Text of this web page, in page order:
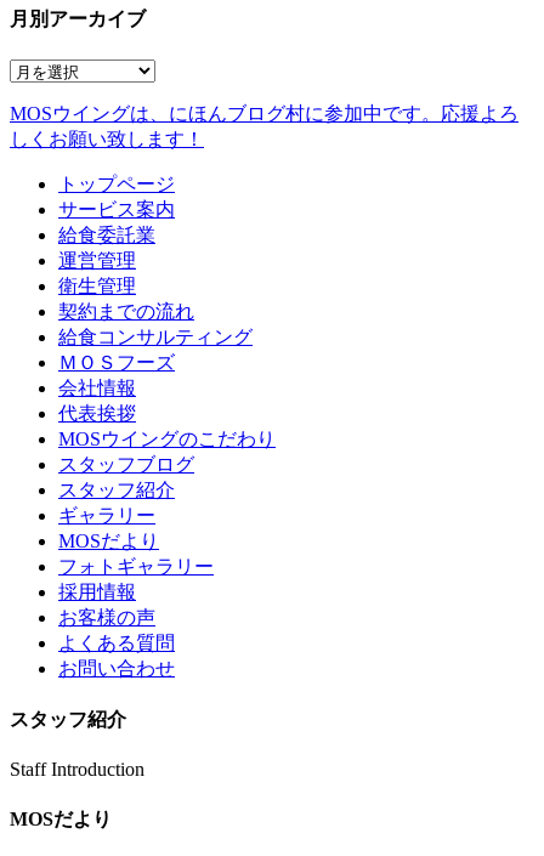
月別アーカイブ
MOSウイングは、にほんブログ村に参加中です。 応援よろ
しくお願い致します！
トップページ
サービス案内
給食委託業
運営管理
衛生管理
契約までの流れ
給食コンサルティング
ＭＯＳフーズ
会社情報
代表挨拶
MOSウイングのこだわり
スタッフブログ
スタッフ紹介
ギャラリー
MOSだより
フォトギャラリー
採用情報
お客様の声
よくある質問
お問い合わせ
スタッフ紹介
Staff Introduction
MOSだより